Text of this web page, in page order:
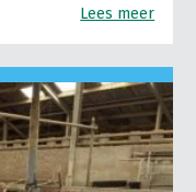
Lees meer